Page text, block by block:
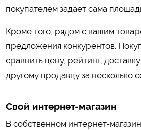
покупателем задает сама
Кроме того, рядом с вашим
предложения конкурентов.
сравнить цену, рейтинг,
другому продавцу за несколько
Свой интернет-магазин
В собственном интернет-